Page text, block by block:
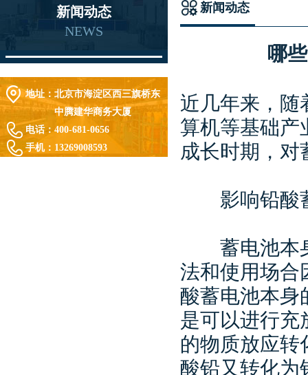
新闻动态
NEWS
地址： 北京市海淀区西三旗桥东
中腾建华商务大厦
电话： 400-681-0656
手机： 13269008593
新闻动态
哪
近几年来，随
算机等基础产
成长时期，对
影响铅酸蓄
蓄电池本身
法和使用场合
酸蓄电池本身
是可以进行充
的物质放应转
酸铅又转化为